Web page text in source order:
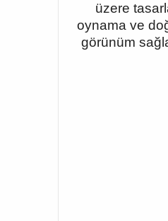
üzere
oynama ve
görünüm